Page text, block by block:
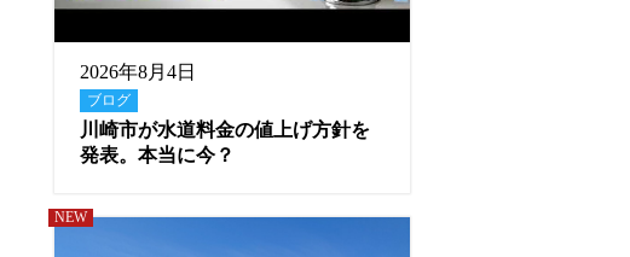
2026年8月4日
ブログ
川崎市が水道料金の値上げ方針を
発表。本当に今？
NEW